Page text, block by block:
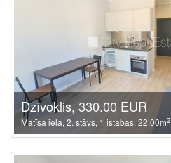
Dzīvoklis, 330.00 EUR
Matīsa iela, 2. stāvs, 1 istabas, 22.00m2